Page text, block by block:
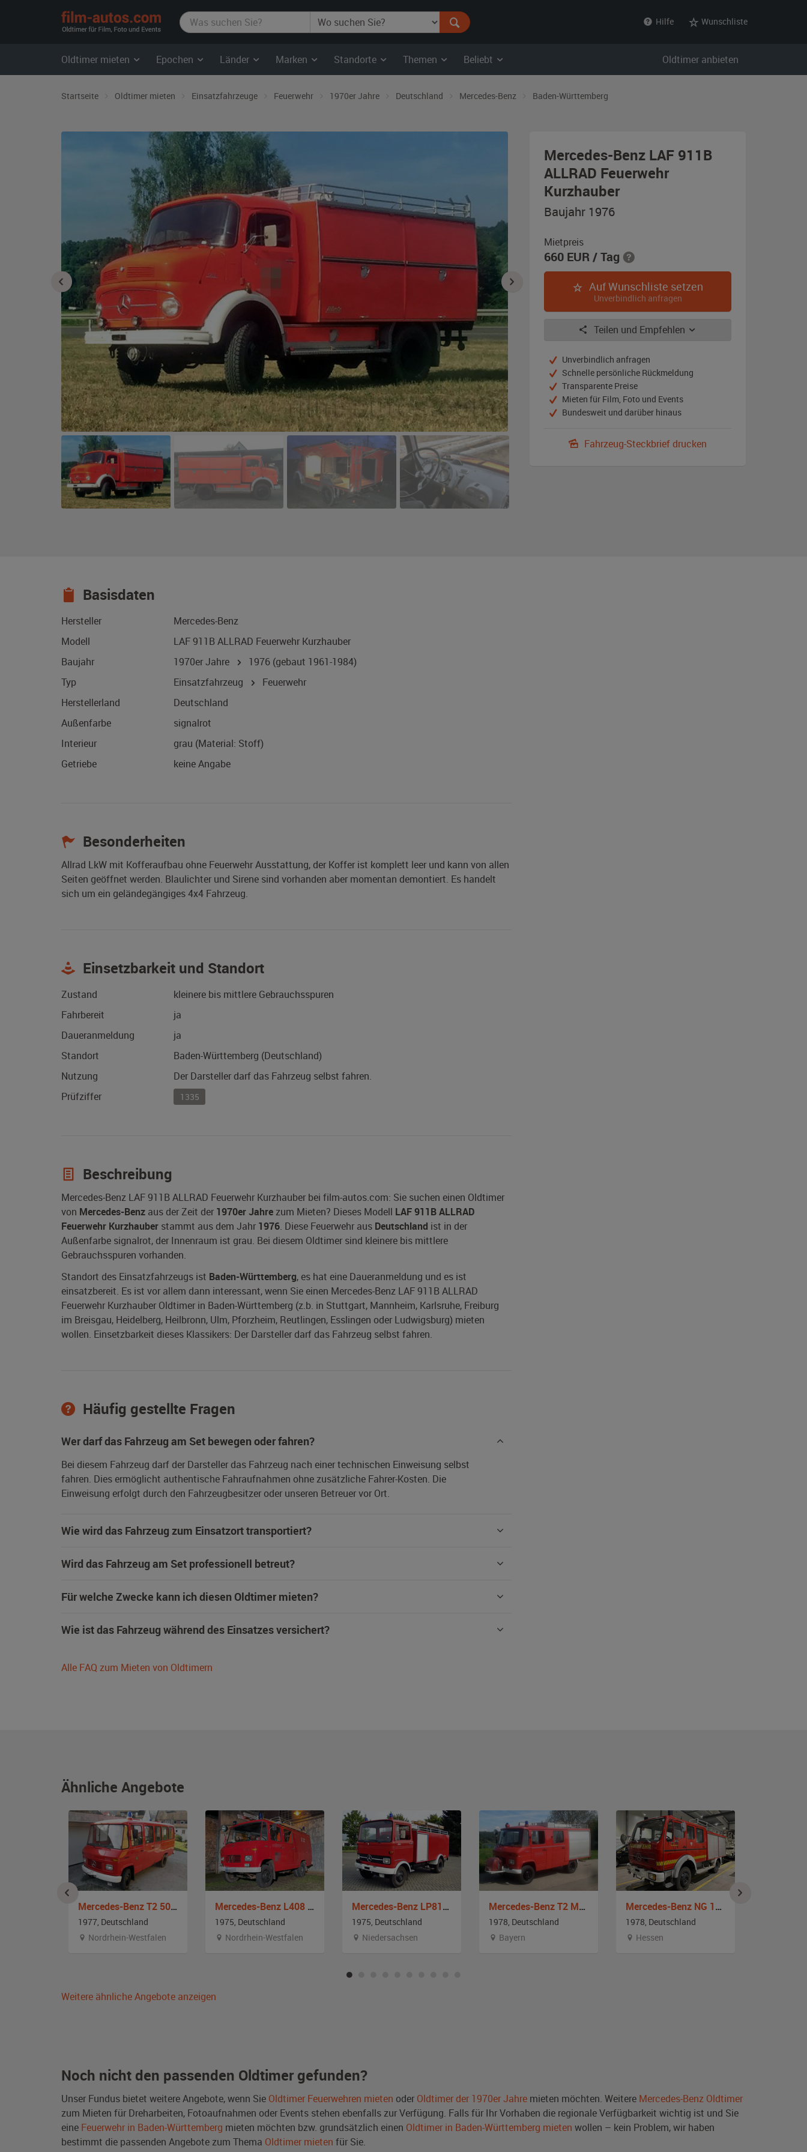
film-
autos.com
Hilfe Wunschliste
Oldtimer mieten Epochen Länder Marken Standorte Themen Beliebt Oldtimer anbieten
Startseite Oldtimer mieten Einsatzfahrzeuge Feuerwehr 1970er Jahre Deutschland Mercedes-Benz Baden-Württemberg
Mercedes-Benz LAF 911B
ALLRAD Feuerwehr
Kurzhauber,
Baujahr 1976
Mietpreis
660 EUR/ Tag
Auf Wunschliste setzen
Unverbindlich anfragen
Teilen und Empfehlen
Unverbindlich anfragen
Schnelle persönliche Rückmeldung
Transparente Preise
Mieten für Film, Foto und Events
Bundesweit und darüber hinaus
Fahrzeug-Steckbrief drucken
Basisdaten
Hersteller
Mercedes-Benz
Modell
LAF 911B ALLRAD Feuerwehr Kurzhauber
Baujahr
1970er Jahre 1976 (gebaut 1961-1984)
Typ
Einsatzfahrzeug
Feuerwehr
Herstellerland
Deutschland
Außenfarbe
signalrot
Interieur
grau (Material: Stoff)
Getriebe
keine Angabe
Besonderheiten
Allrad LkW mit Kofferaufbau ohne Feuerwehr Ausstattung, der Koffer ist komplett leer und kann von allen
Seiten geöffnet werden. Blaulichter und Sirene sind vorhanden aber momentan demontiert. Es handelt
sich um ein geländegängiges 4x4 Fahrzeug.
Einsetzbarkeit und Standort
Zustand
kleinere bis mittlere Gebrauchsspuren
Fahrbereit
ja
Daueranmeldung
ja
Standort
Baden-Württemberg (Deutschland)
Nutzung
Der Darsteller darf das Fahrzeug selbst fahren.
Prüfziffer
1335
Beschreibung
Mercedes-Benz LAF 911B ALLRAD Feuerwehr Kurzhauber bei film-autos.com: Sie suchen einen Oldtimer
von Mercedes-Benz aus der Zeit der 1970er Jahrezum Mieten? Dieses Modell LAF 911B ALLRAD
Feuerwehr Kurzhauber stammt aus dem Jahr 1976. Diese Feuerwehr aus Deutschland ist in der
Außenfarbe signalrot, der Innenraum ist grau. Bei diesem Oldtimer sind kleinere bis mittlere
Gebrauchsspuren vorhanden.
Standort des Einsatzfahrzeugs ist Baden-Württemberg, es hat eine Daueranmeldung und es ist
einsatzbereit. Es ist vor allem dann interessant, wenn Sie einen Mercedes-Benz LAF 911B ALLRAD
Feuerwehr Kurzhauber Oldtimer in Baden-Württemberg (z.b. in Stuttgart, Mannheim, Karlsruhe, Freiburg
im Breisgau, Heidelberg, Heilbronn, Ulm, Pforzheim, Reutlingen, Esslingen oder Ludwigsburg) mieten
wollen. Einsetzbarkeit dieses Klassikers: Der Darsteller darf das Fahrzeug selbst fahren.
Häufig gestellte Fragen
Wer darf das Fahrzeug am Set bewegen oder fahren?
Bei diesem Fahrzeug darf der Darsteller das Fahrzeug nach einer technischen Einweisung selbst
fahren. Dies ermöglicht authentische Fahraufnahmen ohne zusätzliche Fahrer-Kosten. Die
Einweisung erfolgt durch den Fahrzeugbesitzer oder unseren Betreuer vor Ort.
Wie wird das Fahrzeug zum Einsatzort transportiert?
Wird das Fahrzeug am Set professionell betreut?
Für welche Zwecke kann ich diesen Oldtimer mieten?
Wie ist das Fahrzeug während des Einsatzes versichert?
Alle FAQ zum Mieten von Oldtimern
Ähnliche Angebote
Mercedes-Benz T2 508 D
1977, Deutschland
Nordrhein-Westfalen
Mercedes-Benz L408 G Rüstwagen
1975, Deutschland
Nordrhein-Westfalen
Mercedes-Benz LP813 TLF8-S
1975, Deutschland
Niedersachsen
Mercedes-Benz T2 Modell 409 Feuerwehr
1978, Deutschland
Bayern
Mercedes-Benz NG 1017
1978, Deutschland
Hessen
Weitere ähnliche Angebote anzeigen
Noch nicht den passenden Oldtimer gefunden?
Unser Fundus bietet weitere Angebote, wenn Sie Oldtimer Feuerwehren mieten oder Oldtimer der 1970er Jahre mieten möchten. Weitere Mercedes-Benz Oldtimer
zum Mieten für Dreharbeiten, Fotoaufnahmen oder Events stehen ebenfalls zur Verfügung. Falls für Ihr Vorhaben die regionale Verfügbarkeit wichtig ist und Sie
eine Feuerwehr in Baden-Württemberg mieten möchten bzw. grundsätzlich einen Oldtimer in Baden-Württemberg mieten wollen – kein Problem, wir haben
bestimmt die passenden Angebote zum Thema Oldtimer mieten für Sie.